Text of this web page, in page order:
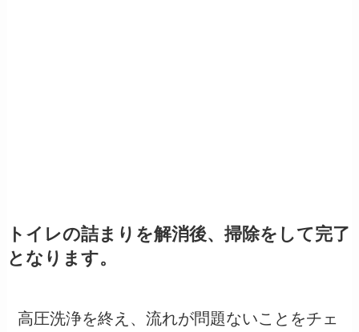
トイレの詰まりを解消後、掃除をして完了
となります。
高圧洗浄を終え、流れが問題ないことをチェ